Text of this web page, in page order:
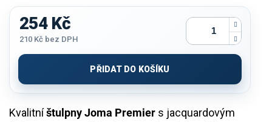
Kvalitníštulpny Joma Premier s jacquardovým
254 Kč
210 Kč bez DPH
cena:
PŘIDAT DO KOŠÍKU